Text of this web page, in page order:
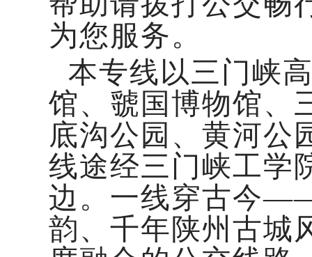
为您服务。
本专线以三门峡
馆、虢国博物馆、
底沟公园、黄河公
线途经三门峡工学
边。一线穿古今
韵、千年陕州古城